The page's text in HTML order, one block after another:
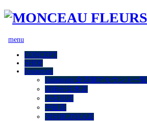
menu
CONCEPT
SHOP
Instagram
Instagram 全店舗アカウント一覧
自由が丘本店
小石川店
中延店
NISHIGINZA店